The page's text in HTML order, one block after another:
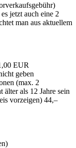
jetzt auch eine 2
man aus aktuellem
EUR
geben
(max. 2
als 12 Jahre sein
vorzeigen) 44,–